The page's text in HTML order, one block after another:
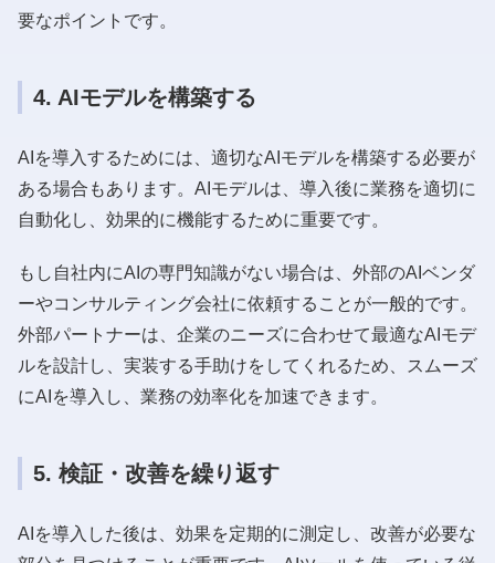
要なポイントです。
4. AIモデルを構築する
AIを導入するためには、適切なAIモデルを構築する必要が
ある場合もあります。AIモデルは、導入後に業務を適切に
自動化し、効果的に機能するために重要です。
もし自社内にAIの専門知識がない場合は、外部のAIベンダ
ーやコンサルティング会社に依頼することが一般的です。
外部パートナーは、企業のニーズに合わせて最適なAIモデ
ルを設計し、実装する手助けをしてくれるため、スムーズ
にAIを導入し、業務の効率化を加速できます。
5. 検証・改善を繰り返す
AIを導入した後は、効果を定期的に測定し、改善が必要な